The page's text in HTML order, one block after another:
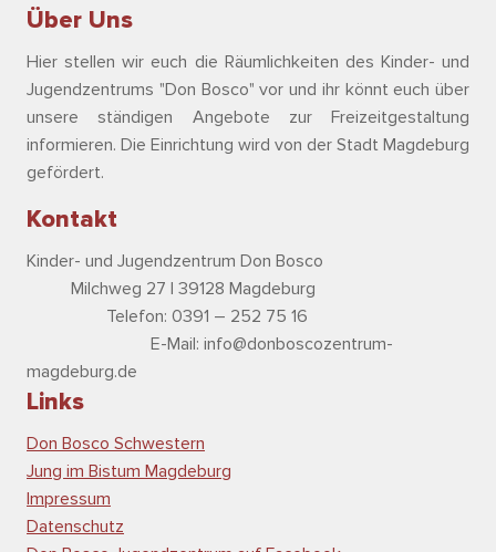
Über Uns
Hier stellen wir euch die Räumlichkeiten des Kinder- und
Jugendzentrums "Don Bosco" vor und ihr könnt euch über
unsere ständigen Angebote zur Freizeitgestaltung
informieren. Die Einrichtung wird von der Stadt Magdeburg
gefördert.
Kontakt
Kinder- und Jugendzentrum Don Bosco
Milchweg 27 | 39128 Magdeburg
Telefon: 0391 – 252 75 16
E-Mail: info@donboscozentrum-
magdeburg.de
Links
Don Bosco Schwestern
Jung im Bistum Magdeburg
Impressum
Datenschutz